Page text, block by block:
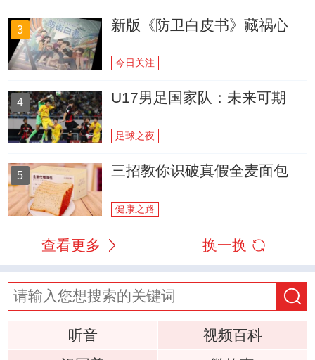
3 新版《防卫白皮书》藏祸心
今日关注
4 U17男足国家队：未来可期
足球之夜
5 三招教你识破真假全麦面包
健康之路
查看更多 换一换
听音
视频百科